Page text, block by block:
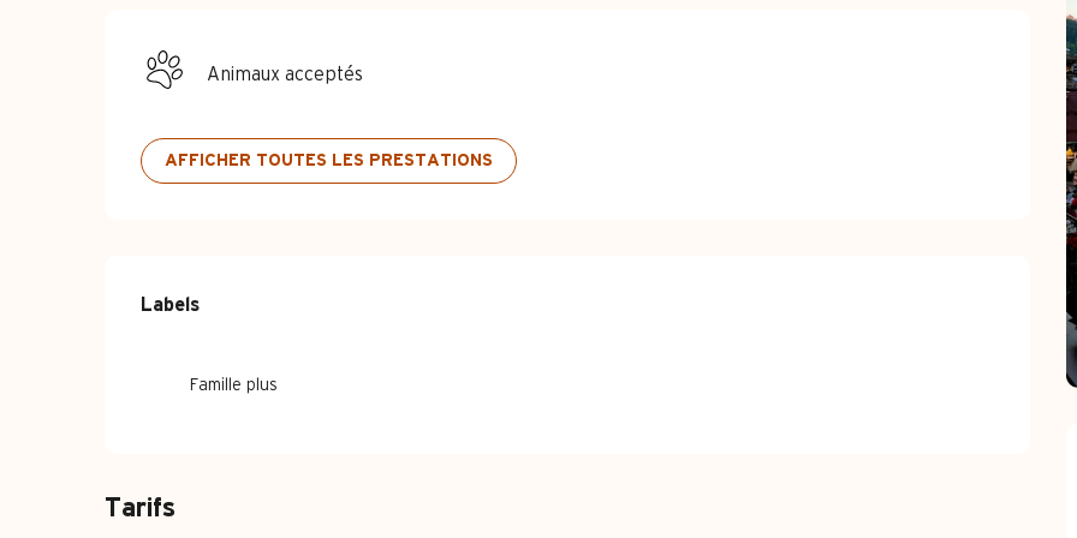
Animaux acceptés
AFFICHER TOUTES LES PRESTATIONS
Offres de prestations
Labels
Labels
Famille plus
Tarifs